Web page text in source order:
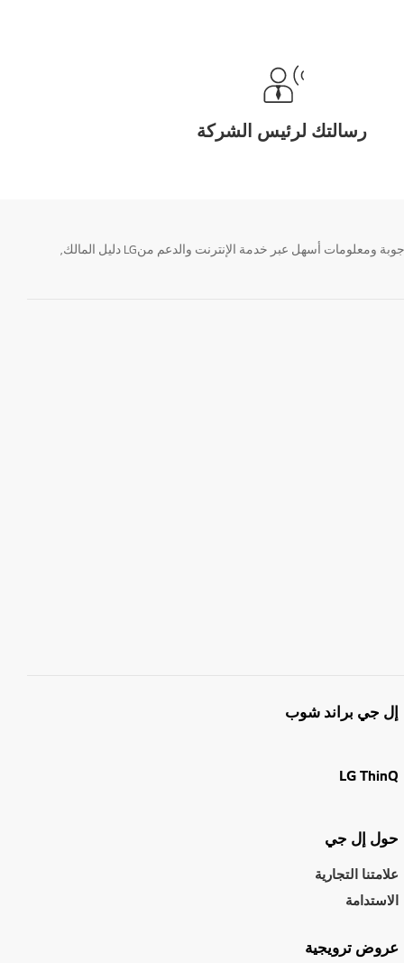
رسالتك لرئيس الشركة
تحتاج معلومة؟ او لديك سؤال ؟ يمكننا المساعدة. سواء كنت فى حاجة الى حجز منتجك او التواصل مع احد ممثلى دعم LG أو الحصول على خدمة صيانة. إيجاد أجوبة ومعلومات أسهل عبر خدمة الإنترنت والدعم منLG دليل المالك,
إل جي براند شوب
LG ThinQ
حول إل جي
علامتنا التجارية
الاستدامة
عروض ترويجية